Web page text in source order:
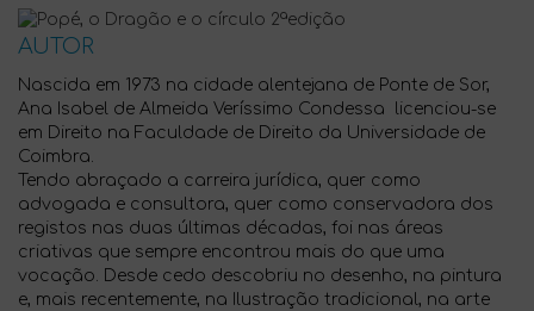
AUTOR
Nascida em 1973 na cidade alentejana de Ponte de Sor,
Ana Isabel de Almeida Veríssimo Condessa licenciou-se
em Direito na Faculdade de Direito da Universidade de
Coimbra.
Tendo abraçado a carreira jurídica, quer como
advogada e consultora, quer como conservadora dos
registos nas duas últimas décadas, foi nas áreas
criativas que sempre encontrou mais do que uma
vocação. Desde cedo descobriu no desenho, na pintura
e, mais recentemente, na Ilustração tradicional, na arte